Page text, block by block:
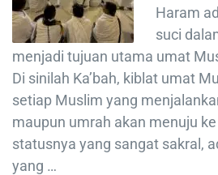
Haram
suci
menjadi tujuan utama umat
Di sinilah Ka’bah, kiblat umat
setiap Muslim yang
maupun umrah akan menuju
statusnya yang sangat sakral,
yang …